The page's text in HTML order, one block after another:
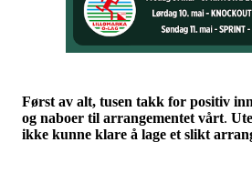
Først av alt, tusen takk for positiv
og naboer til arrangementet vårt.
ikke kunne klare å lage et slikt